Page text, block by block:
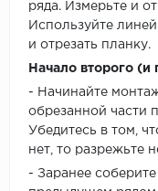
ряда. Измерьте и
Используйте
и отрезать планку.
Начало второго
- Начинайте
обрезанной части
Убедитесь в том,
нет, то разрежьте
- Заранее